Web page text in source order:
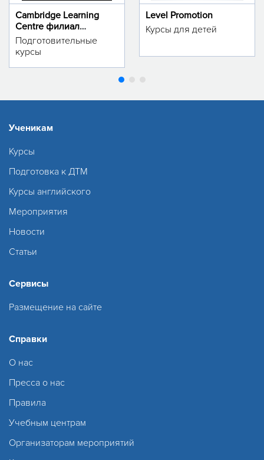
Cambridge Learning
Centre филиал
м.Тинчлик
Подготовительные
курсы
Level Promotion
Курсы для детей
Ученикам
Курсы
Подготовка к ДТМ
Курсы английского
Мероприятия
Новости
Статьи
Сервисы
Размещение на сайте
Справки
О нас
Пресса о нас
Правила
Учебным центрам
Организаторам мероприятий